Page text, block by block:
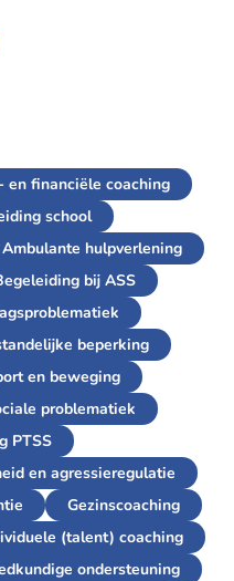
en financiële coaching
school
Ambulante hulpverlening
bij ASS
beperking
en beweging
problematiek
PTSS
en agressieregulatie
Gezinscoaching
(talent) coaching
ondersteuning